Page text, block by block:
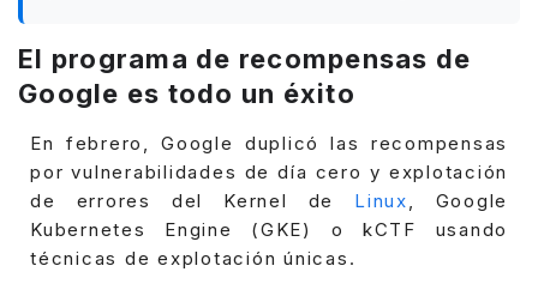
El programa de recompensas de
Google es todo un éxito
En febrero, Google duplicó las recompensas
por vulnerabilidades de día cero y explotación
de errores del Kernel de Linux, Google
Kubernetes Engine (GKE) o kCTF usando
técnicas de explotación únicas.